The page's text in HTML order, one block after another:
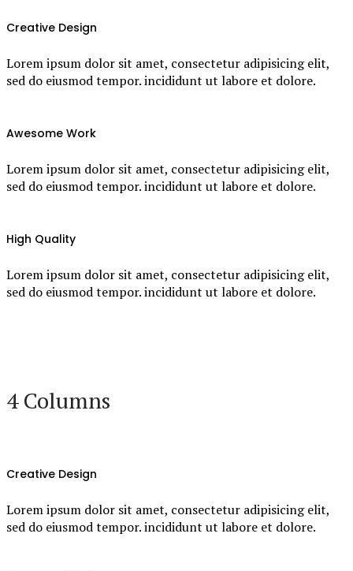
Creative Design
Lorem ipsum dolor sit amet, consectetur adipisicing elit,
sed do eiusmod tempor. incididunt ut labore et dolore.
Awesome Work
Lorem ipsum dolor sit amet, consectetur adipisicing elit,
sed do eiusmod tempor. incididunt ut labore et dolore.
High Quality
Lorem ipsum dolor sit amet, consectetur adipisicing elit,
sed do eiusmod tempor. incididunt ut labore et dolore.
4 Columns
Creative Design
Lorem ipsum dolor sit amet, consectetur adipisicing elit,
sed do eiusmod tempor. incididunt ut labore et dolore.